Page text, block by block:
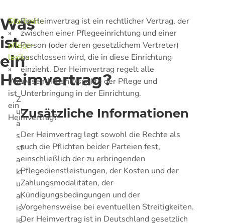
Was
ist
ein
Heimvertrag?
Startseite
»
pflege-
lexika
»
Was
ist
ein
Heimvertrag?
Z
ul
ä
s
st
a
kt
u
al
is
ie
Ein Heimvertrag ist ein rechtlicher Vertrag, der
zwischen einer Pflegeeinrichtung und einer
Person (oder deren gesetzlichem Vertreter)
geschlossen wird, die in diese Einrichtung
einzieht. Der Heimvertrag regelt alle
wesentlichen Aspekte der Pflege und
Unterbringung in der Einrichtung.
Zusätzliche Informationen
Der Heimvertrag legt sowohl die Rechte als
auch die Pflichten beider Parteien fest,
einschließlich der zu erbringenden
Pflegedienstleistungen, der Kosten und der
Zahlungsmodalitäten, der
Kündigungsbedingungen und der
Vorgehensweise bei eventuellen Streitigkeiten.
Der Heimvertrag ist in Deutschland gesetzlich